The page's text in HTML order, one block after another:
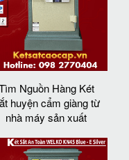
Nguồn Hàng Két
huyện cẩm giàng từ
nhà máy sản xuất